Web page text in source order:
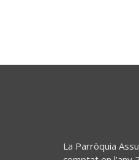
La Parròquia